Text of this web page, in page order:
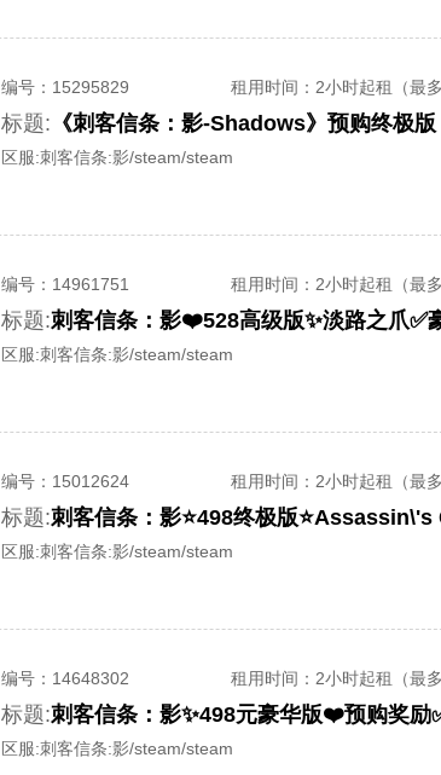
编号： 15295829 租用时间 ：2小时起租（最
标题: 《刺客信条：影-Shadows》预购终极
区服:刺客信条:影/steam/steam
编号： 14961751 租用时间 ：2小时起租（最
标题:刺客信条：影❤️528高级版✨淡路之爪✅
区服:刺客信条:影/steam/steam
编号： 15012624 租用时间 ：2小时起租（最
标题:刺客信条：影⭐️498终极版
区服:刺客信条:影/steam/steam
编号： 14648302 租用时间 ：2小时起租（最
标题:刺客信条：影✨498元豪华版❤️预购奖励
区服:刺客信条:影/steam/steam